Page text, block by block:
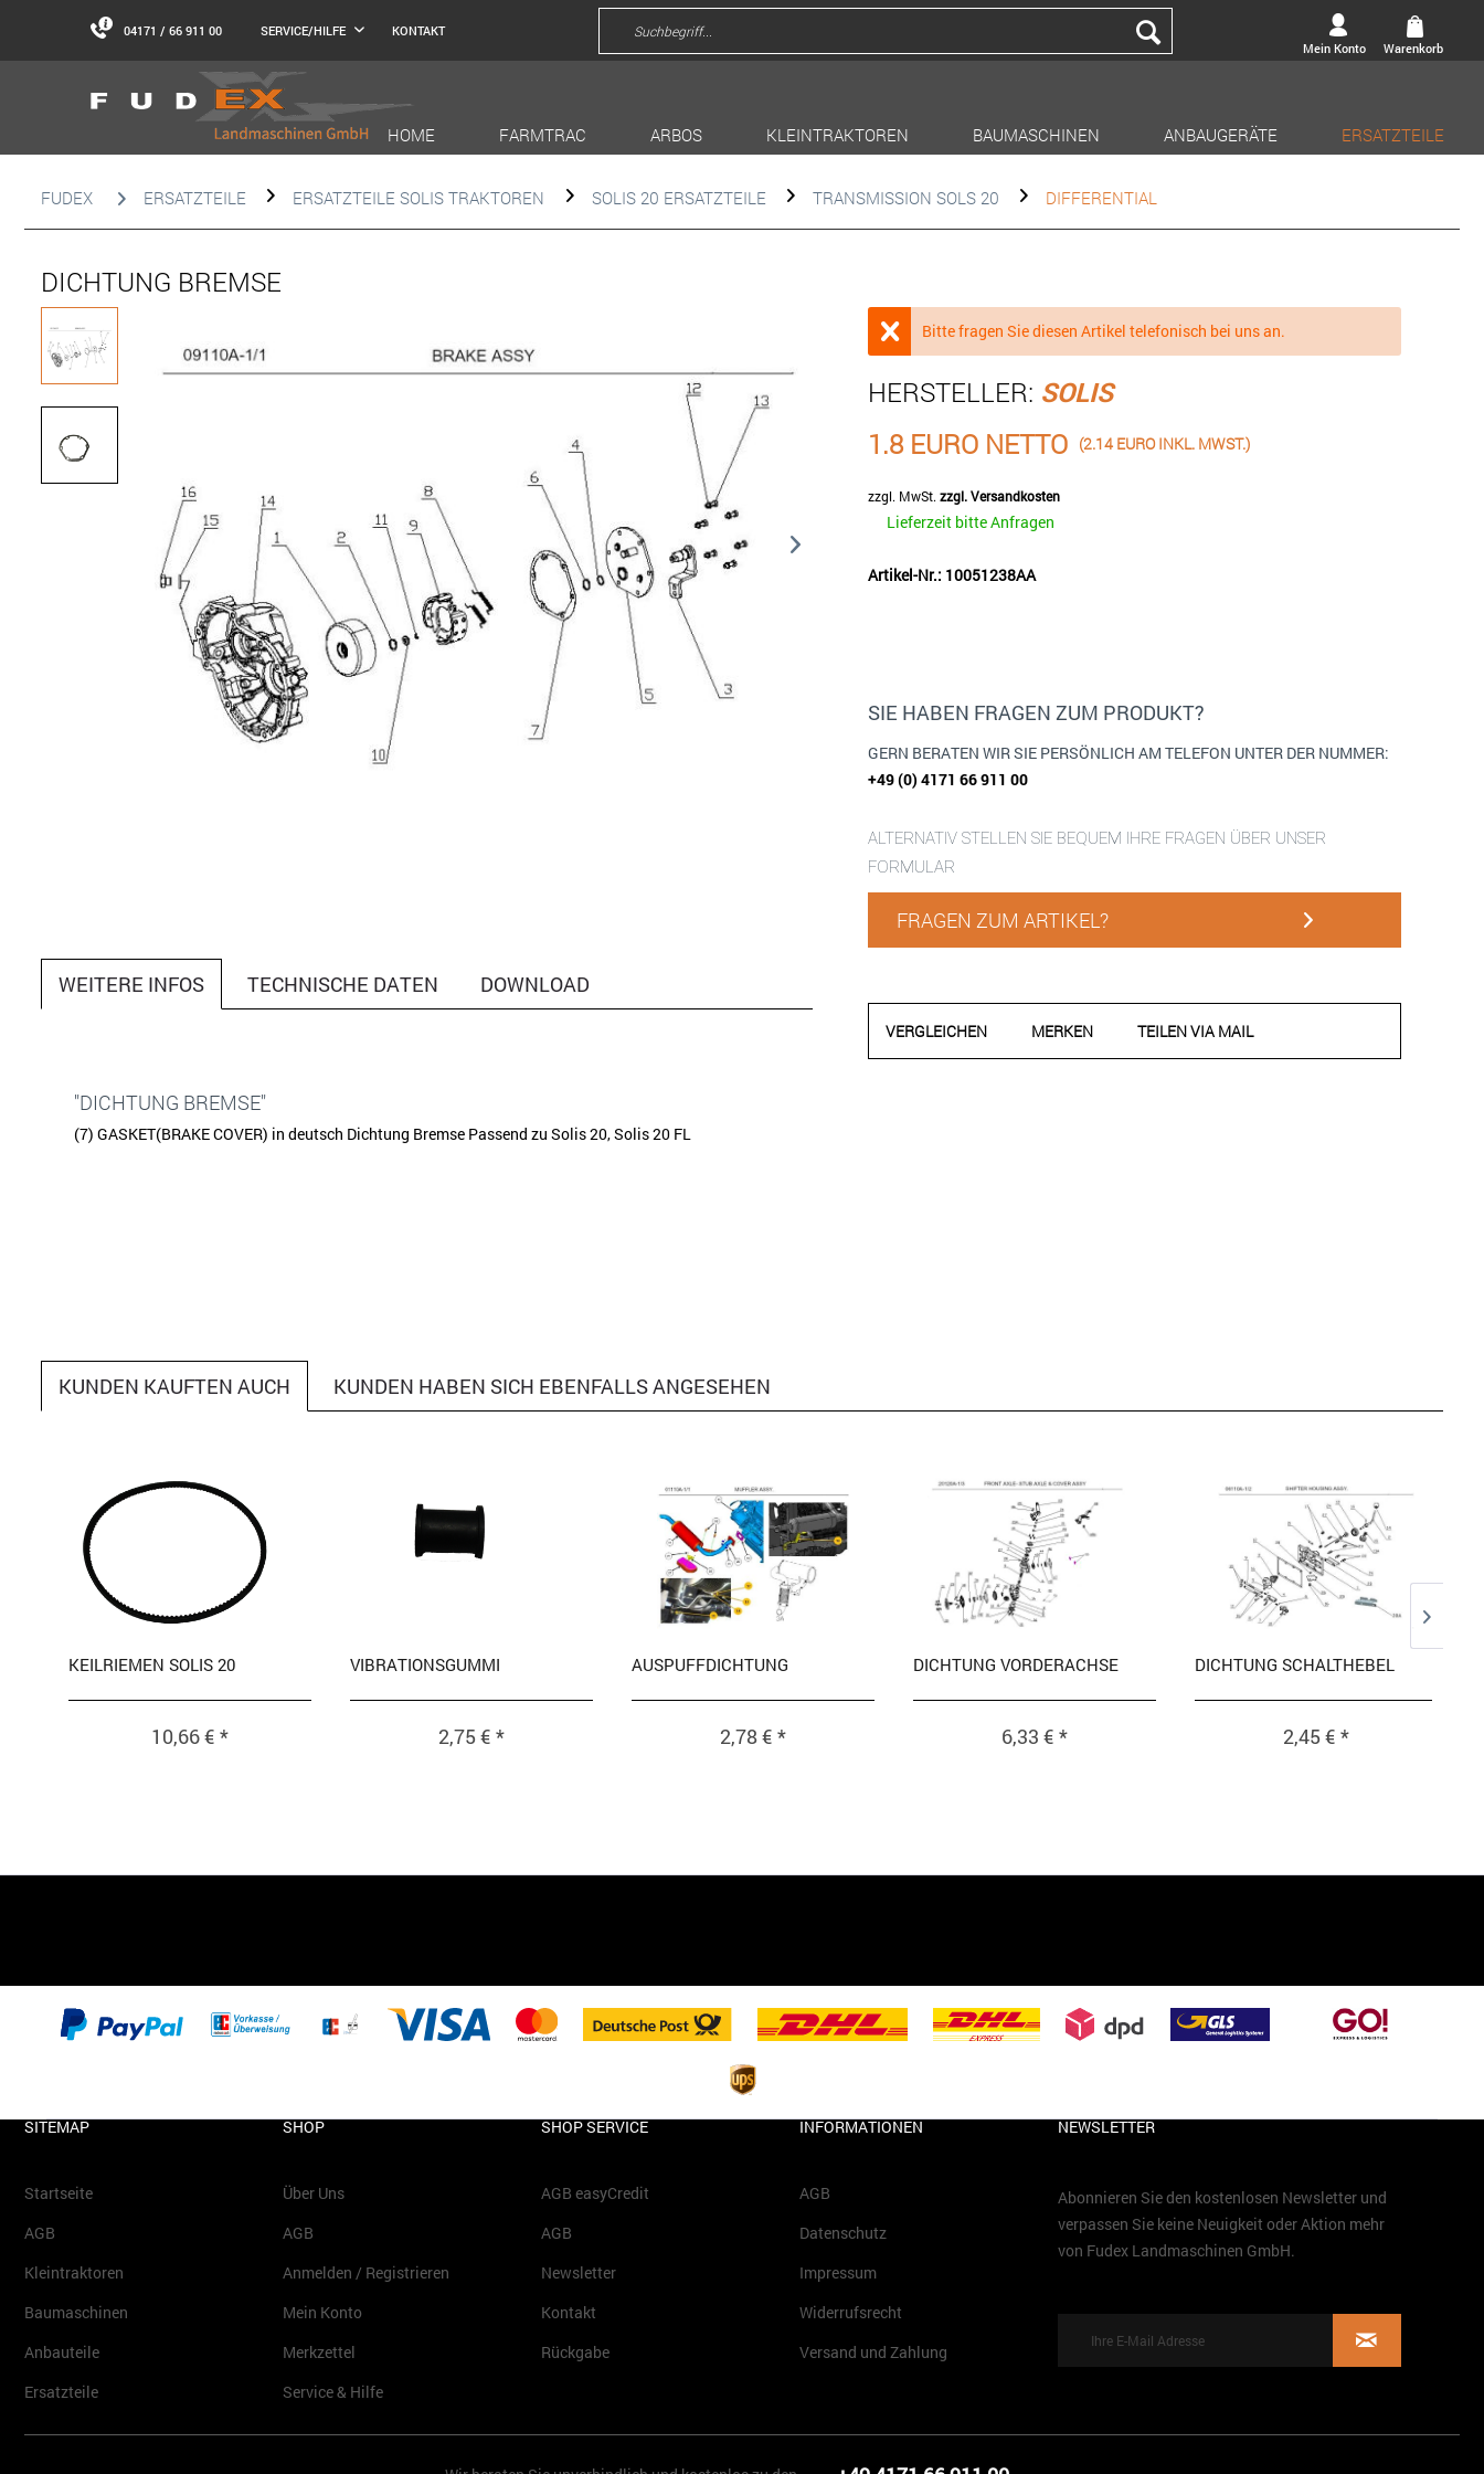
04171 / 66 911 00 SERVICE/HILFE
KONTAKT
Mein Konto
Warenkorb
HOME FARMTRAC ARBOS KLEINTRAKTOREN BAUMASCHINEN ANBAUGERÄTE ERSATZTEILE
FUDEX ERSATZTEILE ERSATZTEILE SOLIS TRAKTOREN SOLIS 20 ERSATZTEILE TRANSMISSION SOLS 20 DIFFERENTIAL
DICHTUNG BREMSE
Bitte fragen Sie diesen Artikel telefonisch bei uns an.
HERSTELLER: SOLIS
1.8 EURO NETTO (2.14 EURO INKL. MWST.)
zzgl. MwSt.zzgl. Versandkosten
Lieferzeit bitte Anfragen
Artikel-Nr.: 10051238AA
SIE HABEN FRAGEN ZUM PRODUKT?
GERN BERATEN WIR SIE PERSÖNLICH AM TELEFON UNTER DER NUMMER:
+49 (0) 4171 66 911 00
ALTERNATIV STELLEN SIE BEQUEM IHRE FRAGEN ÜBER UNSER
FORMULAR
FRAGEN ZUM ARTIKEL?
VERGLEICHEN MERKEN TEILEN VIA MAIL
WEITERE INFOS TECHNISCHE DATEN DOWNLOAD
"DICHTUNG BREMSE"
(7) GASKET(BRAKE COVER) in deutsch Dichtung Bremse Passend zu Solis 20, Solis 20 FL
KUNDEN KAUFTEN AUCH KUNDEN HABEN SICH EBENFALLS ANGESEHEN
KEILRIEMEN SOLIS 20
10,66 € *
VIBRATIONSGUMMI
2,75 € *
AUSPUFFDICHTUNG
2,78 € *
DICHTUNG VORDERACHSE
6,33 € *
DICHTUNG SCHALTHEBEL
2,45 € *
SITEMAP
Startseite
AGB
Kleintraktoren
Baumaschinen
Anbauteile
Ersatzteile
SHOP
Über Uns
AGB
Anmelden / Registrieren
Mein Konto
Merkzettel
Service & Hilfe
SHOP SERVICE
AGB easyCredit
AGB
Newsletter
Kontakt
Rückgabe
INFORMATIONEN
AGB
Datenschutz
Impressum
Widerrufsrecht
Versand und Zahlung
NEWSLETTER
Abonnieren Sie den kostenlosen Newsletter und
verpassen Sie keine Neuigkeit oder Aktion mehr
von Fudex Landmaschinen GmbH.